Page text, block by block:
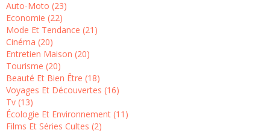
Auto-Moto (23)
Economie (22)
Mode Et Tendance (21)
Cinéma (20)
Entretien Maison (20)
Tourisme (20)
Beauté Et Bien Être (18)
Voyages Et Découvertes (16)
Tv (13)
Écologie Et Environnement (11)
Films Et Séries Cultes (2)